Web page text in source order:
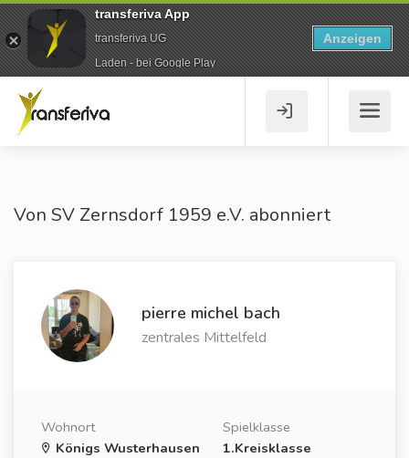
Von SV Zernsdorf 1959 e.V. abonniert
pierre michel bach
zentrales Mittelfeld
Wohnort
Königs Wusterhausen
Spielklasse
1.Kreisklasse
transferiva App
transferiva UG
Laden - bei Google Play
Anzeigen